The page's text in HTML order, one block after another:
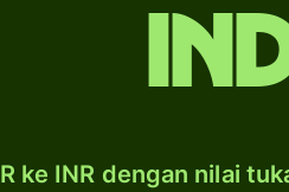
ke INR dengan nilai